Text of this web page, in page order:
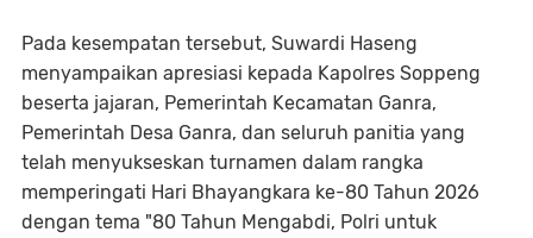
Pada kesempatan tersebut, Suwardi Haseng
menyampaikan apresiasi kepada Kapolres Soppeng
beserta jajaran, Pemerintah Kecamatan Ganra,
Pemerintah Desa Ganra, dan seluruh panitia yang
telah menyukseskan turnamen dalam rangka
memperingati Hari Bhayangkara ke-80 Tahun 2026
dengan tema "80 Tahun Mengabdi, Polri untuk